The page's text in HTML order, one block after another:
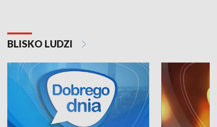
BLISKO LUDZI